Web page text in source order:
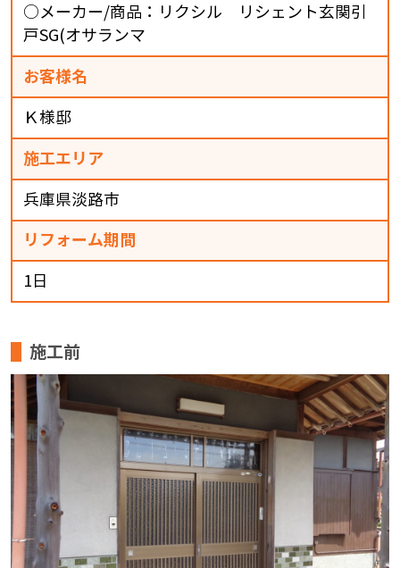
○メーカー/商品：リクシル リシェント玄関引
戸SG(オサランマ
お客様名
Ｋ様邸
施工エリア
兵庫県淡路市
リフォーム期間
1日
施工前